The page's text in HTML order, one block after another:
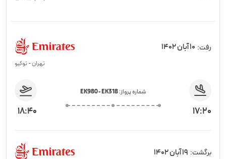
رفت: 10 آبان 1402
تهران - توکیو
17:20
شماره پرواز:EK980 - EK318
18:40
برگشت: 19 آبان 1402